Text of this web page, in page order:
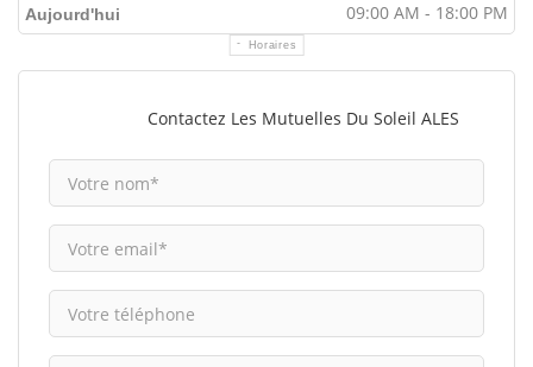
Aujourd'hui 09:00 AM - 18:00 PM
Horaires
Contactez Les Mutuelles Du Soleil ALES